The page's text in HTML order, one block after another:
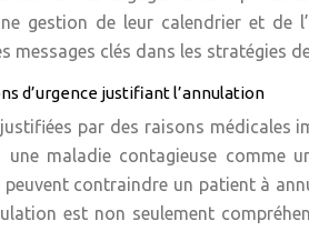
gestion de leur calendrier et de
messages clés dans les stratégies
d’urgence justifiant l’annulation
par des raisons médicales
maladie contagieuse comme
contraindre un patient à
est non seulement